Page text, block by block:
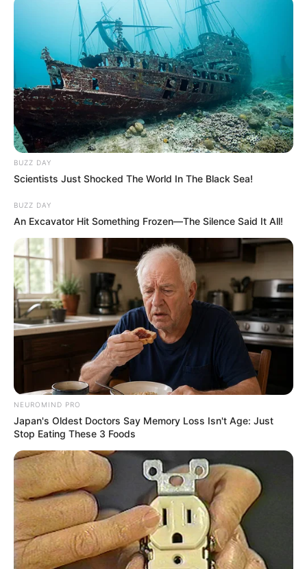
BUZZ DAY
Scientists Just Shocked The World In The Black Sea!
BUZZ DAY
An Excavator Hit Something Frozen—The Silence Said It All!
NEUROMIND PRO
Japan's Oldest Doctors Say Memory Loss Isn't Age: Just
Stop Eating These 3 Foods